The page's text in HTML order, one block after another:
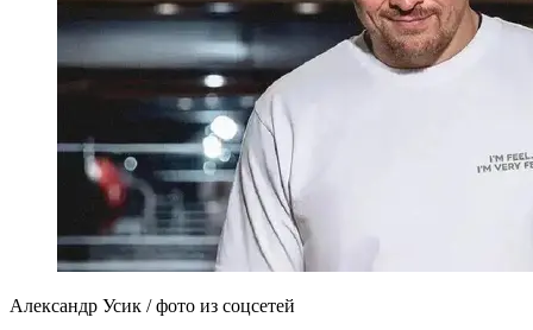
Александр Усик / фото из соцсетей